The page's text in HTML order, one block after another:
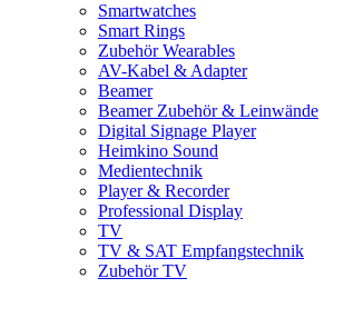
Smartwatches
Smart Rings
Zubehör Wearables
AV-Kabel & Adapter
Beamer
Beamer Zubehör & Leinwände
Digital Signage Player
Heimkino Sound
Medientechnik
Player & Recorder
Professional Display
TV
TV & SAT Empfangstechnik
Zubehör TV